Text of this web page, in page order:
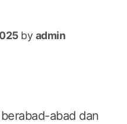
by admin
abad dan